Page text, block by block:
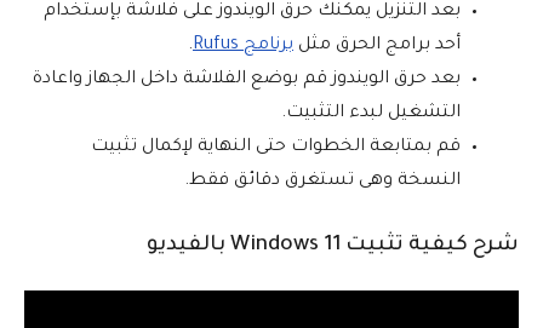
بعد التنزيل يمكنك حرق الويندوز على فلاشة بإستخدام
أحد برامج الحرق مثل برنامج Rufus
.
بعد حرق الويندوز قم بوضع الفلاشة داخل الجهاز واعادة
التشغيل لبدء التثبيت.
قم بمتابعة الخطوات حتى النهاية لإكمال تثبيت
النسخة وهى تستغرق دقائق فقط.
شرح كيفية تثبيت 11 Windows بالفيديو